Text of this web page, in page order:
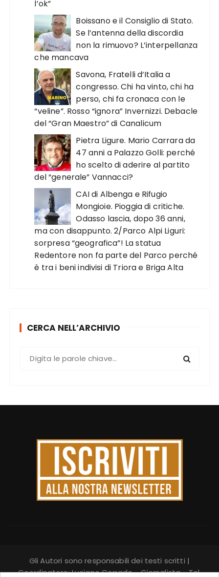
l’ok”
Boissano e il Consiglio di Stato.
Se l’antenna della discordia
non la rimuovo? L’interpellanza
che mancava
Savona, Fratelli d’Italia a
congresso. Chi ha vinto, chi ha
perso, chi fa cronaca con le
“veline”. Rosso “ignora” Invernizzi. Debacle
del “Gran Maestro” di Canalicum
Pietra Ligure. Mario Carrara da
47 anni a Palazzo Golli: perché
ho scelto di aderire al partito
del “generale” Vannacci?
CAI di Albenga e Rifugio
Mongioie. Pioggia di critiche.
Odasso lascia, dopo 36 anni,
ma con disappunto. 2/Parco Alpi Liguri:
sorpresa “geografica”! La statua
Redentore non fa parte del Parco perché
è tra i beni indivisi di Triora e Briga Alta
CERCA NELL’ARCHIVIO
Gli Autori sono responsabili dei testi scritti |
Coordinatore: Luciano Corrado - Giornalista - Tel.